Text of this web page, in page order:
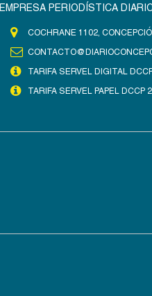
EMPRESA PERIODÍSTICA
COCHRANE 1102,
TARIFA SERVEL DIGITAL
TARIFA SERVEL PAPEL DCCP